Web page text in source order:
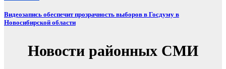
Видеозапись обеспечит прозрачность выборов в Госдуму в
Новосибирской области